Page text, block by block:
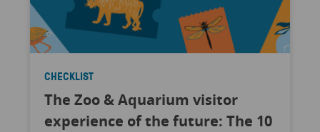
CHECKLIST
The Zoo & Aquarium visitor
experience of the future: The 10